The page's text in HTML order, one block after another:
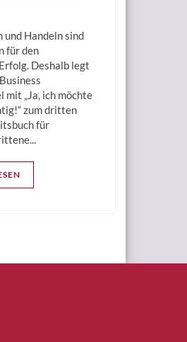
und Handeln sind
für den
Deshalb legt
„Ja, ich möchte
zum dritten
für